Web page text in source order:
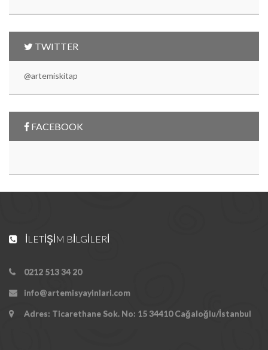
TWITTER
@artemiskitap
FACEBOOK
İLETIŞIM BILGILERI
0212 513 34 20
info@artemisyayinlari.com
Adres: Ticarethane Sok. No: 15 34410 Cağaloğlu/İstanbul